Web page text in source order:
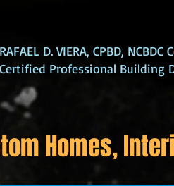
RAFAEL D. VIERA, CPBD, NCBDC
Certified Professional Building
Homes,